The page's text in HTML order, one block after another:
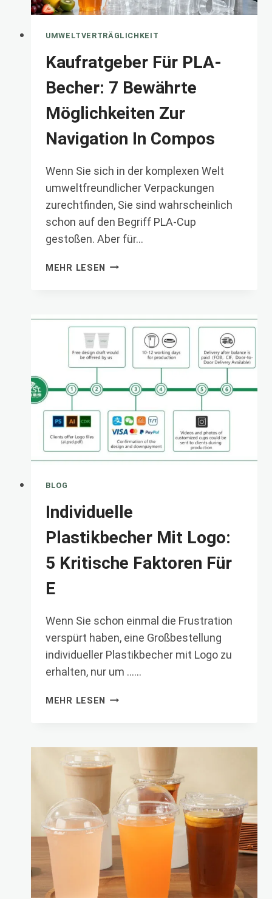
UMWELTVERTRÄGLICHKEIT
Kaufratgeber Für PLA-
Becher: 7 Bewährte
Möglichkeiten Zur
Navigation In Compos
Wenn Sie sich in der komplexen Welt
umweltfreundlicher Verpackungen
zurechtfinden, Sie sind wahrscheinlich
schon auf den Begriff PLA-Cup
gestoßen. Aber für…
MEHR LESEN
KAUFRATGEBER
7
BEWÄHRTE
MÖGLICHKEITEN
ZUR
IN
BLOG
Individuelle
Plastikbecher Mit Logo:
5 Kritische Faktoren Für
E
Wenn Sie schon einmal die Frustration
verspürt haben, eine Großbestellung
individueller Plastikbecher mit Logo zu
erhalten, nur um ……
MEHR LESEN
INDIVIDUELLE
5
KRITISCHE
FAKTOREN
FÜR
E